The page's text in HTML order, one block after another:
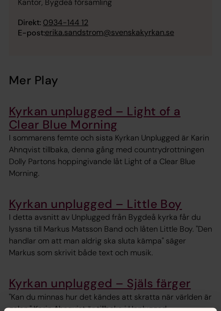
Direkt: 0934-144 12
E-post:erika.sandstrom@svenskakyrkan.se
Mer Play
Kyrkan unplugged – Light of a
Clear Blue Morning
I sommarens femte och sista Kyrkan Unplugged är Karin
Ahnqvist tillbaka, denna gång med countrydrottningen
Dolly Partons hoppingivande låt Light of a Clear Blue
Morning.
Kyrkan unplugged – Little Boy
I detta avsnitt av Unplugged från Bygdeå kyrka får du
lyssna till Markus Matsson Band och låten Little Boy. "Den
handlar om att man aldrig ska sluta kämpa" säger
Markus som skrivit både text och musik.
Kyrkan unplugged – Själs färger
"Kan du minnas hur det kändes att skratta när världen är
galen." Karin Ahnqvist är tillbaka i Unplugged.